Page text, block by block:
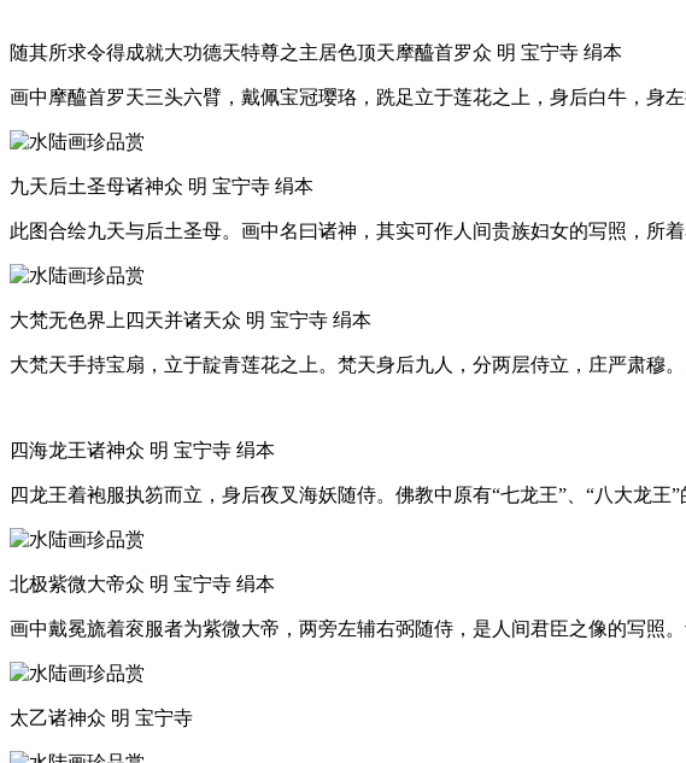
随其所求令得成就大功德天特尊之主居色顶天摩醯首罗众 明 宝宁寺 绢本
画中摩醯首罗天三头六臂，戴佩宝冠璎珞，跣足立于莲花之上，身后白牛，身
九天后土圣母诸神众 明 宝宁寺 绢本
此图合绘九天与后土圣母。画中名曰诸神，其实可作人间贵族妇女的写照，所
大梵无色界上四天并诸天众 明 宝宁寺 绢本
大梵天手持宝扇，立于靛青莲花之上。梵天身后九人，分两层侍立，庄严肃穆
四海龙王诸神众 明 宝宁寺 绢本
四龙王着袍服执笏而立，身后夜叉海妖随侍。佛教中原有“七龙王”、“八大龙
北极紫微大帝众 明 宝宁寺 绢本
画中戴冕旒着衮服者为紫微大帝，两旁左辅右弼随侍，是人间君臣之像的写照
太乙诸神众 明 宝宁寺